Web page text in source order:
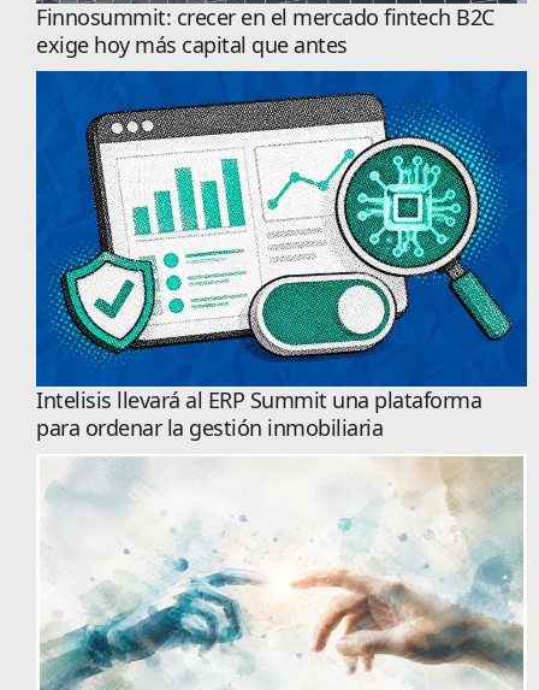
Finnosummit: crecer en el mercado fintech B2C
exige hoy más capital que antes
Intelisis llevará al ERP Summit una plataforma
para ordenar la gestión inmobiliaria